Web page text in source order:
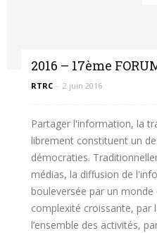
2016 – 17ème
RTRC - 2 juin 2016
Partager l'information, la
librement constituent un
démocraties.
médias, la diffusion de
bouleversée par un monde
complexité croissante, par
l’ensemble des activités,